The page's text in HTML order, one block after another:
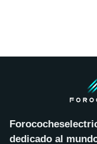
dedicado al